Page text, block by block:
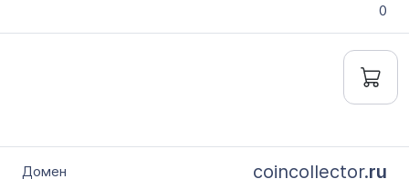
0
coincollector.ru